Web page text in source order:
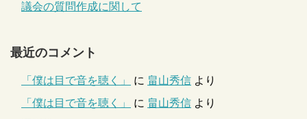
議会の質問作成に関して
最近のコメント
「僕は目で音を聴く」 に 畠山秀信 より
「僕は目で音を聴く」
に 畠山秀信 より